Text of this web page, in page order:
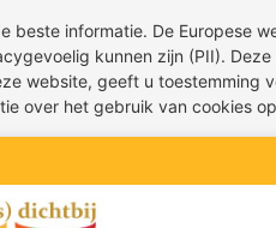
beste informatie. De Europese
kunnen zijn (PII).
website, geeft u toestemming
over het gebruik van cookies